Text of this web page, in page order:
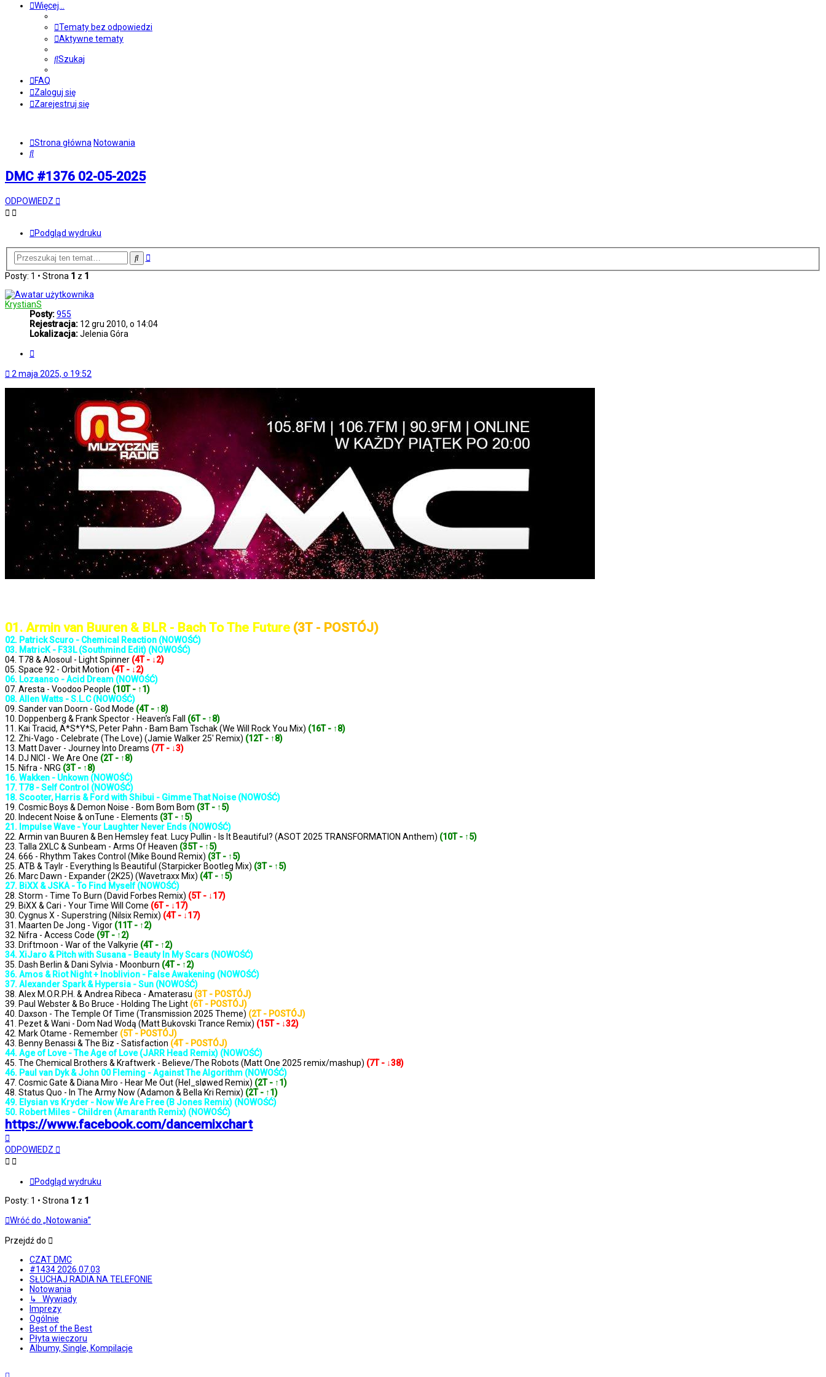
Więcej…
Tematy bez odpowiedzi
Aktywne tematy
Szukaj
FAQ
Zaloguj się
Zarejestruj się
Strona główna Notowania
Szukaj
DMC #1376 02-05-2025
ODPOWIEDZ
Podgląd wydruku
SzukajWyszukiwanie
Posty: 1 • Strona 1 z 1
KrystianS
Posty:955
Rejestracja: 12 gru 2010, o 14:04
Lokalizacja:Jelenia Góra
2 maja 2025, o 19:52
01. Armin van Buuren & BLR - Bach To The Future (3T - POSTÓJ)
02. Patrick Scuro - Chemical Reaction (NOWOŚĆ)
03. MatricK - F33L (Southmind Edit) (NOWOŚĆ)
04. T78 & Alosoul - Light Spinner (4T - ↓2)
05. Space 92 - Orbit Motion (4T - ↓2)
06. Lozaanso - Acid Dream (NOWOŚĆ)
07. Aresta - Voodoo People (10T - ↑1)
08. Allen Watts - S.L.C (NOWOŚĆ)
09. Sander van Doorn - God Mode (4T - ↑8)
10. Doppenberg & Frank Spector - Heaven's Fall (6T - ↑8)
11. Kai Tracid, A*S*Y*S, Peter Pahn - Bam Bam Tschak (We Will Rock You Mix) (16T - ↑8)
12. Zhi-Vago - Celebrate (The Love) (Jamie Walker 25' Remix) (12T - ↑8)
13. Matt Daver - Journey Into Dreams (7T - ↓3)
14. DJ NICI - We Are One (2T - ↑8)
15. Nifra - NRG (3T - ↑8)
16. Wakken - Unkown (NOWOŚĆ)
17. T78 - Self Control (NOWOŚĆ)
18. Scooter, Harris & Ford with Shibui - Gimme That Noise (NOWOŚĆ)
19. Cosmic Boys & Demon Noise - Bom Bom Bom (3T - ↑5)
20. Indecent Noise & onTune - Elements (3T - ↑5)
21. Impulse Wave - Your Laughter Never Ends (NOWOŚĆ)
22. Armin van Buuren & Ben Hemsley feat. Lucy Pullin - Is It Beautiful? (ASOT 2025 TRANSFORMATION Anthem) (10T - ↑5)
23. Talla 2XLC & Sunbeam - Arms Of Heaven (35T - ↑5)
24. 666 - Rhythm Takes Control (Mike Bound Remix) (3T - ↑5)
25. ATB & Taylr - Everything Is Beautiful (Starpicker Bootleg Mix) (3T - ↑5)
26. Marc Dawn - Expander (2K25) (Wavetraxx Mix) (4T - ↑5)
27. BiXX & JSKA - To Find Myself (NOWOŚĆ)
28. Storm - Time To Burn (David Forbes Remix) (5T - ↓17)
29. BiXX & Cari - Your Time Will Come (6T - ↓17)
30. Cygnus X - Superstring (Nilsix Remix) (4T - ↓17)
31. Maarten De Jong - Vigor (11T - ↑2)
32. Nifra - Access Code (9T - ↑2)
33. Driftmoon - War of the Valkyrie (4T - ↑2)
34. XiJaro & Pitch with Susana - Beauty In My Scars (NOWOŚĆ)
35. Dash Berlin & Dani Sylvia - Moonburn (4T - ↑2)
36. Amos & Riot Night + Inoblivion - False Awakening (NOWOŚĆ)
37. Alexander Spark & Hypersia - Sun (NOWOŚĆ)
38. Alex M.O.R.P.H. & Andrea Ribeca - Amaterasu (3T - POSTÓJ)
39. Paul Webster & Bo Bruce - Holding The Light (6T - POSTÓJ)
40. Daxson - The Temple Of Time (Transmission 2025 Theme) (2T - POSTÓJ)
41. Pezet & Wani - Dom Nad Wodą (Matt Bukovski Trance Remix) (15T - ↓32)
42. Mark Otame - Remember (5T - POSTÓJ)
43. Benny Benassi & The Biz - Satisfaction (4T - POSTÓJ)
44. Age of Love - The Age of Love (JARR Head Remix) (NOWOŚĆ)
45. The Chemical Brothers & Kraftwerk - Believe/The Robots (Matt One 2025 remix/mashup) (7T - ↓38)
46. Paul van Dyk & John 00 Fleming - Against The Algorithm (NOWOŚĆ)
47. Cosmic Gate & Diana Miro - Hear Me Out (Hel_sløwed Remix) (2T - ↑1)
48. Status Quo - In The Army Now (Adamon & Bella Kri Remix) (2T - ↑1)
49. Elysian vs Kryder - Now We Are Free (B Jones Remix) (NOWOŚĆ)
50. Robert Miles - Children (Amaranth Remix) (NOWOŚĆ)
https://www.facebook.com/dancemixchart
górę
ODPOWIEDZ
Podgląd wydruku
Posty: 1 • Strona 1 z 1
Wróć do „Notowania”
Przejdź do
CZAT DMC
#1434 2026.07.03
SŁUCHAJ RADIA NA TELEFONIE
Notowania
↳ Wywiady
Imprezy
Ogólnie
Best of the Best
Płyta wieczoru
Albumy, Single, Kompilacje